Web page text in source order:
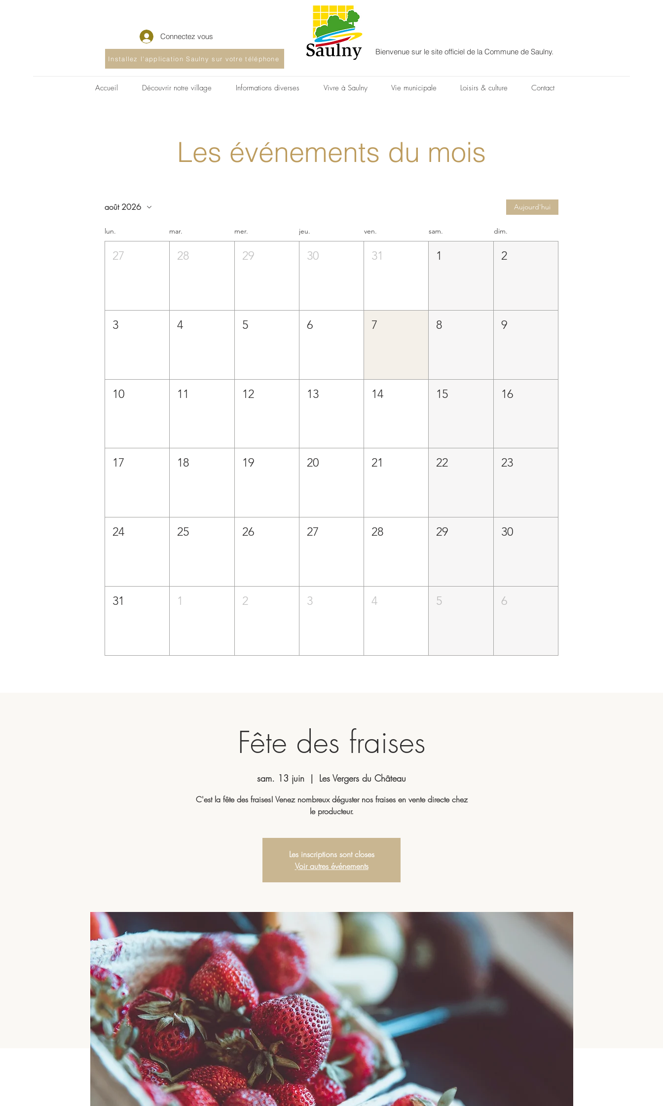
Connectez vous
Installez l'application Saulny sur votre téléphone
Bienvenue sur le site officiel de la Commune de Saulny.
Accueil Découvrir notre village Informations diverses Vivre à Saulny Vie municipale Loisirs & culture Contact
Les événements du mois
août 2026 Aujourd'hui
lun. mar. mer. jeu. ven. sam. dim.
27 28 29 30 31 1 2
3 4 5 6 7 8 9
10 11 12 13 14 15 16
17 18 19 20 21 22 23
24 25 26 27 28 29 30
31 1 2 3 4 5 6
Fête des fraises
sam. 13 juin
  |
Les Vergers du Château
C'est la fête des fraises! Venez nombreux déguster nos fraises en vente directe chez
le producteur.
Les inscriptions sont closes
Voir autres événements